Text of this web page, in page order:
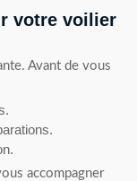
votre voilier
Avant de vous
accompagner